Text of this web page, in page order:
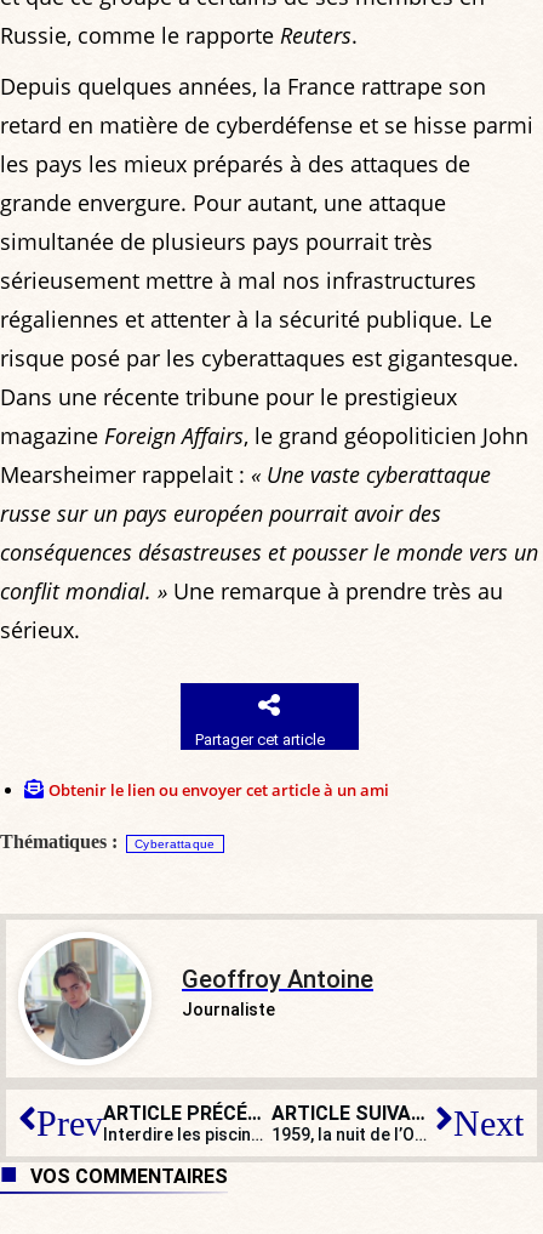
Russie, comme le rapporte Reuters.
Depuis quelques années, la France rattrape son
retard en matière de cyberdéfense et se hisse parmi
les pays les mieux préparés à des attaques de
grande envergure. Pour autant, une attaque
simultanée de plusieurs pays pourrait très
sérieusement mettre à mal nos infrastructures
régaliennes et attenter à la sécurité publique. Le
risque posé par les cyberattaques est gigantesque.
Dans une récente tribune pour le prestigieux
magazine Foreign Affairs, le grand géopoliticien John
Mearsheimer rappelait : « Une vaste cyberattaque
russe sur un pays européen pourrait avoir des
conséquences désastreuses et pousser le monde vers un
conflit mondial. » Une remarque à prendre très au
sérieux.
Partager cet article
Obtenir le lien ou envoyer cet article à un ami
Thématiques : Cyberattaque
Geoffroy Antoine
Journaliste
Prev ARTICLE PRÉCÉDENT
Interdire les piscines privées : l’écolo Julien Bayou ne dit pas non…
ARTICLE SUIVANT
1959, la nuit de l’Observatoire : 9 – La presse « amie » à la rescousse de Mitterrand Next
VOS COMMENTAIRES